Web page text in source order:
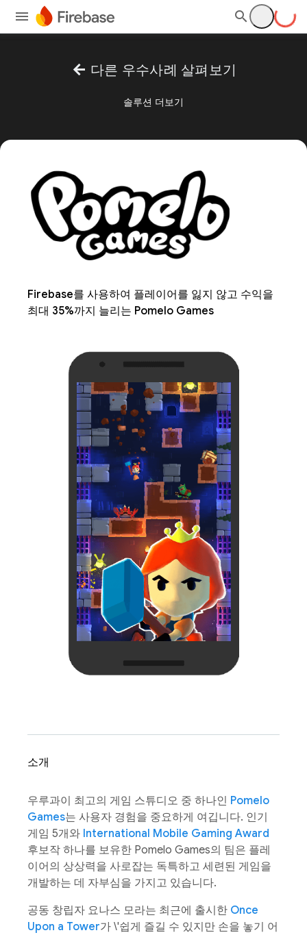
arrow_back 다른 우수사례 살펴보기
솔루션 더보기
Firebase를 사용하여 플레이어를 잃지 않고 수익을
최대 35%까지 늘리는 Pomelo Games
소개
우루과이 최고의 게임 스튜디오 중 하나인 Pomelo
Games는 사용자 경험을 중요하게 여깁니다. 인기
게임 5개와 International Mobile Gaming Award
후보작 하나를 보유한 Pomelo Games의 팀은 플레
이어의 상상력을 사로잡는 독특하고 세련된 게임을
개발하는 데 자부심을 가지고 있습니다.
공동 창립자 요나스 모라는 최근에 출시한 Once
Upon a Tower가 \'쉽게 즐길 수 있지만 손을 놓기 어